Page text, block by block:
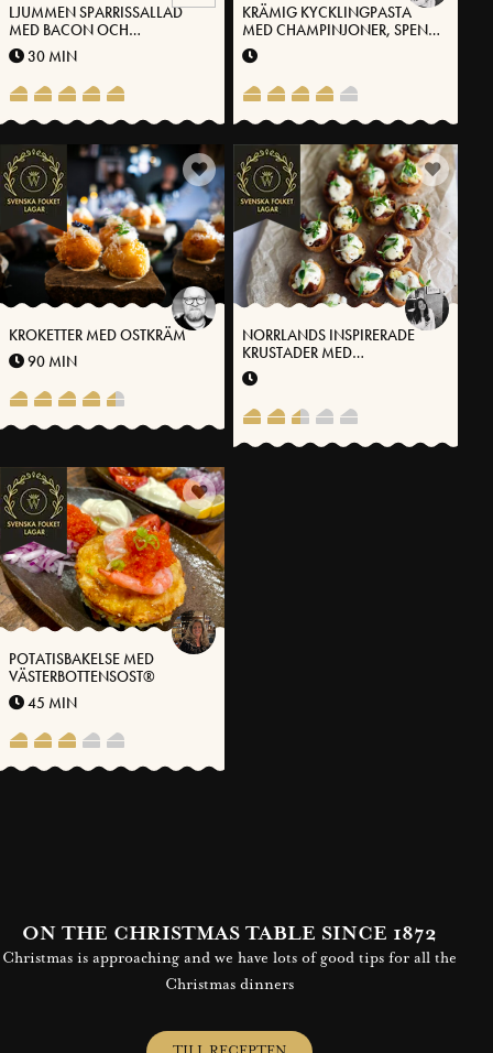
LJUMMEN SPARRISSALLAD
MED BACON OCH
VÄSTERBOTTENSOST®
30 MIN
KRÄMIG KYCKLINGPASTA
MED CHAMPINJONER, SPENAT
OCH VÄSTERBOTTENSOST®
KROKETTER MED OSTKRÄM
90 MIN
NORRLANDS INSPIRERADE
KRUSTADER MED
VÄSTERBOTTENSOST®
POTATISBAKELSE MED
VÄSTERBOTTENSOST®
45 MIN
ON THE CHRISTMAS TABLE SINCE 1872
Christmas is approaching and we have lots of good tips for all the
Christmas dinners